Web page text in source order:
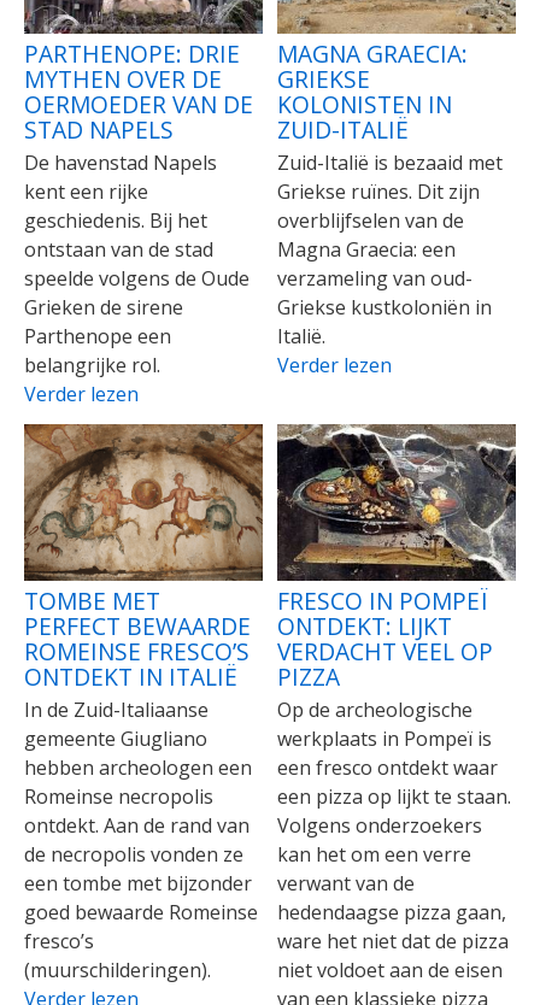
PARTHENOPE: DRIE
MYTHEN OVER DE
OERMOEDER VAN DE
STAD NAPELS
De havenstad Napels
kent een rijke
geschiedenis. Bij het
ontstaan van de stad
speelde volgens de Oude
Grieken de sirene
Parthenope een
belangrijke rol.
Verder lezen
MAGNA GRAECIA:
GRIEKSE
KOLONISTEN IN
ZUID-ITALIË
Zuid-Italië is bezaaid met
Griekse ruïnes. Dit zijn
overblijfselen van de
Magna Graecia: een
verzameling van oud-
Griekse kustkoloniën in
Italië.
Verder lezen
TOMBE MET
PERFECT BEWAARDE
ROMEINSE FRESCO’S
ONTDEKT IN ITALIË
In de Zuid-Italiaanse
gemeente Giugliano
hebben archeologen een
Romeinse necropolis
ontdekt. Aan de rand van
de necropolis vonden ze
een tombe met bijzonder
goed bewaarde Romeinse
fresco’s
(muurschilderingen).
Verder lezen
FRESCO IN POMPEÏ
ONTDEKT: LIJKT
VERDACHT VEEL OP
PIZZA
Op de archeologische
werkplaats in Pompeï is
een fresco ontdekt waar
een pizza op lijkt te staan.
Volgens onderzoekers
kan het om een verre
verwant van de
hedendaagse pizza gaan,
ware het niet dat de pizza
niet voldoet aan de eisen
van een klassieke pizza